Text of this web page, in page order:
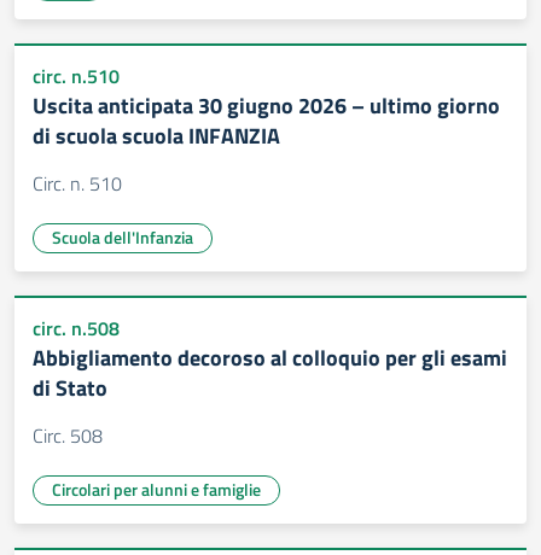
circ. n.510
Uscita anticipata 30 giugno 2026 – ultimo giorno
di scuola scuola INFANZIA
Circ. n. 510
Scuola dell'Infanzia
circ. n.508
Abbigliamento decoroso al colloquio per gli esami
di Stato
Circ. 508
Circolari per alunni e famiglie